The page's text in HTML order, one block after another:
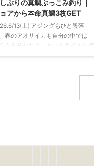
初夏になって水温が上昇すると、
ってきます この時期に岸から釣れ
いのは、豆 ...
ぶりの真鯛ぶっこみ釣り｜
アから本命真鯛3枚GET
13(土) アジングもひと段落
春のアオリイカも自分の中では
もう十分かな？」というタイミング
らって年に1、2回ほどバチコンを楽
にはぶっこみ釣りの面白さがあり